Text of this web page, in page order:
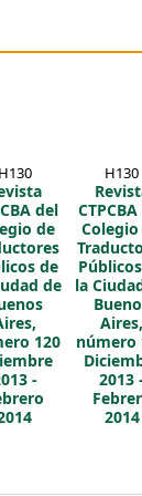
H130
del
de
de
de
120
-
H130
la
Aires,
número
2013
2014